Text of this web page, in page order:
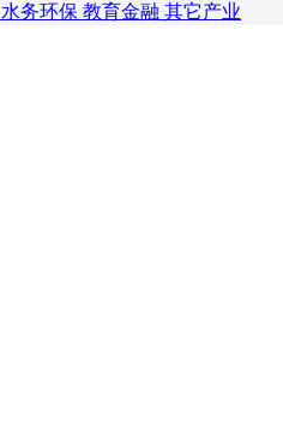
水务环保 教育金融 其它产业